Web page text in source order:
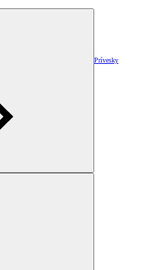
Prívesky